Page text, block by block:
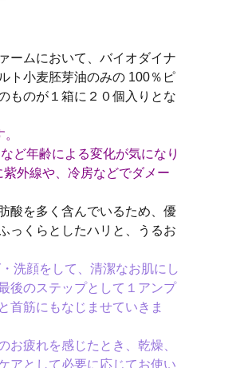
ームにおいて、バイオダイナ
ト小麦胚芽油のみの 100％ピ
ものが１箱に２０個入りとな
ど年齢による変化が気になり
外線や、冷房などでダメー
酸を多く含んでいるため、優
っくらとしたハリと、うるお
洗顔をして、清潔なお肌にし
後のステップとして１アンプ
首筋にもなじませていきま
お疲れを感じたとき、乾燥、
アとして必要に応じてお使い